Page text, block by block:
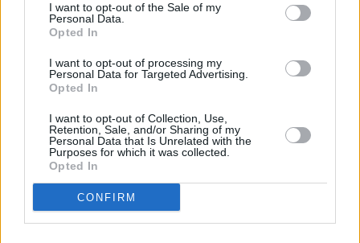
I want to opt-out of the Sale of my
Personal Data.
Opted In
I want to opt-out of processing my
Personal Data for Targeted Advertising.
Opted In
I want to opt-out of Collection, Use,
Retention, Sale, and/or Sharing of my
Personal Data that Is Unrelated with the
Purposes for which it was collected.
Opted In
CONFIRM